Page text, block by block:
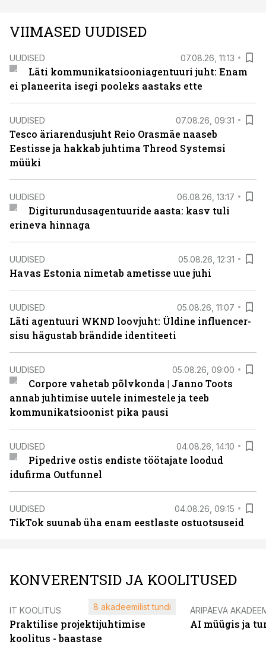
VIIMASED UUDISED
UUDISED 07.08.26, 11:13
Läti kommunikatsiooniagentuuri juht: Enam
ei planeerita isegi pooleks aastaks ette
UUDISED 07.08.26, 09:31
Tesco äriarendusjuht Reio Orasmäe naaseb
Eestisse ja hakkab juhtima Threod Systemsi
müüki
UUDISED 06.08.26, 13:17
Digiturundusagentuuride aasta: kasv tuli
erineva hinnaga
UUDISED 05.08.26, 12:31
Havas Estonia nimetab ametisse uue juhi
UUDISED 05.08.26, 11:07
Läti agentuuri WKND loovjuht: Üldine influencer-
sisu hägustab brändide identiteeti
UUDISED 05.08.26, 09:00
Corpore vahetab põlvkonda | Janno Toots
annab juhtimise uutele inimestele ja teeb
kommunikatsioonist pika pausi
UUDISED 04.08.26, 14:10
Pipedrive ostis endiste töötajate loodud
idufirma Outfunnel
UUDISED 04.08.26, 09:15
TikTok suunab üha enam eestlaste ostuotsuseid
KONVERENTSID JA KOOLITUSED
IT KOOLITUS
Praktilise projektijuhtimise
koolitus - baastase
8 akadeemilist tundi ÄRIPÄEVA
AI müügis ja